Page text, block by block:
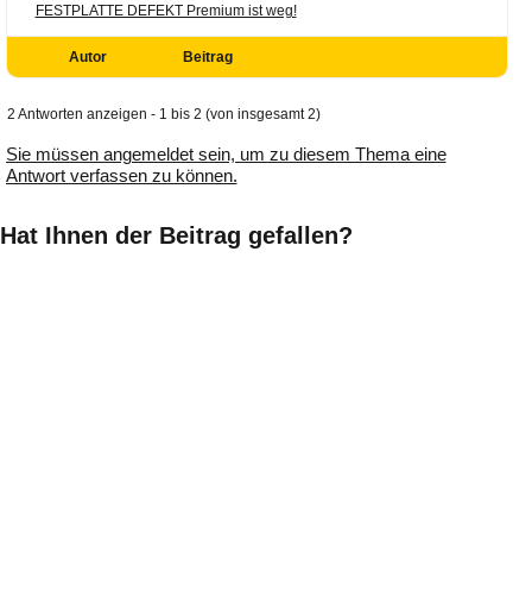
FESTPLATTE DEFEKT Premium ist weg!
Autor Beitrag
2 Antworten anzeigen - 1 bis 2 (von insgesamt 2)
Sie müssen angemeldet sein, um zu diesem Thema eine
Antwort verfassen zu können.
Hat Ihnen der Beitrag gefallen?